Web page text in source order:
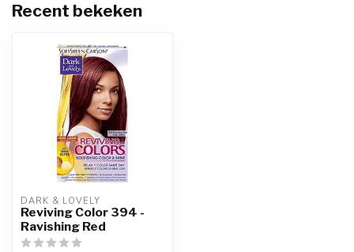
Recent bekeken
DARK & LOVELY
Reviving Color 394 -
Ravishing Red